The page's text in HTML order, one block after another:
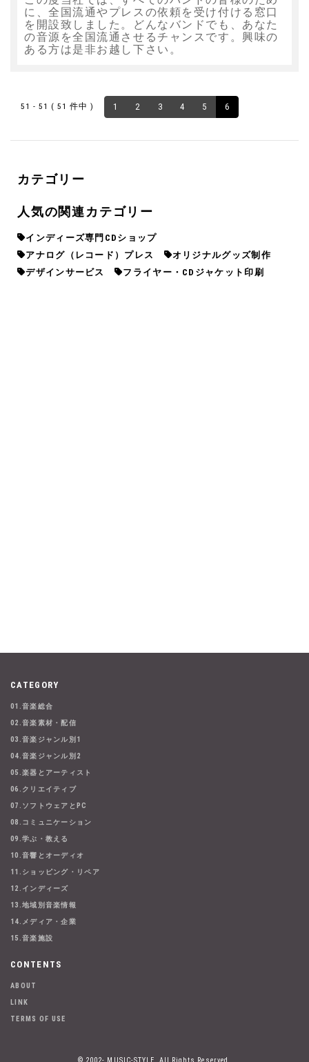
に、全国流通やプレスの依頼を受け付ける窓口
を開設致しました。どんなバンドでも、あなた
の音源を全国流通させるチャンスです。興味の
ある方は是非お越し下さい。
51 - 51 ( 51 件中 ) 1 2 3 4 5 6
カテゴリー
人気の関連カテゴリー
インディーズ専門CDショップ
アナログ（レコード）プレス
オリジナルグッズ制作
デザインサービス
フライヤー・CDジャケット印刷
CATEGORY
01.音楽総合
02.音楽素材・配信
03.音楽ジャンル別1
04.音楽ジャンル別2
05.楽器とアーティスト
06.クリエイティブ
07.ソフトウェアとPC
08.コミュニケーション
09.学ぶ・教える
10.音響とオーディオ
11.ショッピング・リペア
12.インディーズ
13.地域別音楽情報
14.メディア・企業
15.音楽施設
CONTENTS
ABOUT
LINK
TERMS OF USE
© 2002- MUSIC-STYLE. All Rights Reserved.